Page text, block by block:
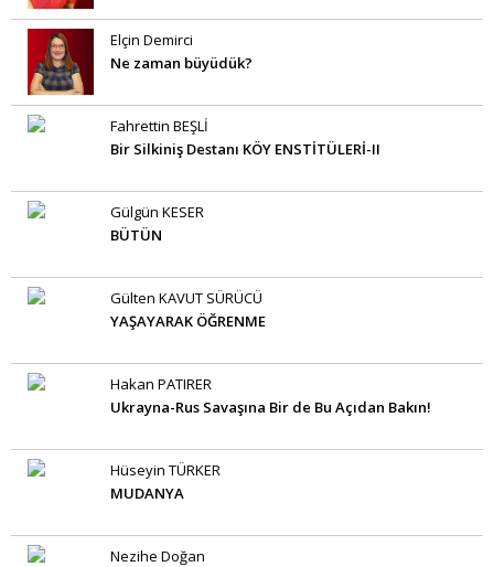
Elçin Demirci
Ne zaman büyüdük?
Fahrettin BEŞLİ
Bir Silkiniş Destanı KÖY ENSTİTÜLERİ-II
Gülgün KESER
BÜTÜN
Gülten KAVUT SÜRÜCÜ
YAŞAYARAK ÖĞRENME
Hakan PATIRER
Ukrayna-Rus Savaşına Bir de Bu Açıdan Bakın!
Hüseyin TÜRKER
MUDANYA
Nezihe Doğan